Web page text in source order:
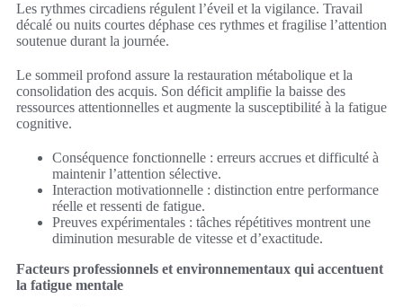
Les rythmes circadiens régulent l’éveil et la vigilance. Travail
décalé ou nuits courtes déphase ces rythmes et fragilise l’attention
soutenue durant la journée.
Le sommeil profond assure la restauration métabolique et la
consolidation des acquis. Son déficit amplifie la baisse des
ressources attentionnelles et augmente la susceptibilité à la fatigue
cognitive.
Conséquence fonctionnelle : erreurs accrues et difficulté à
maintenir l’attention sélective.
Interaction motivationnelle : distinction entre performance
réelle et ressenti de fatigue.
Preuves expérimentales : tâches répétitives montrent une
diminution mesurable de vitesse et d’exactitude.
Facteurs professionnels et environnementaux qui accentuent
la fatigue mentale